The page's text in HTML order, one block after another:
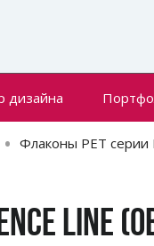
дизайна
Флаконы РЕТ серии
LINE